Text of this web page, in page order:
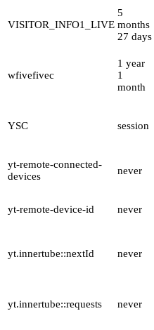
VISITOR_INFO1_LIVE
5
months
27 days
wfivefivec
1 year
1
month
YSC session
yt-remote-connected-
devices
never
yt-remote-device-id never
yt.innertube::nextId never
yt.innertube::requests never